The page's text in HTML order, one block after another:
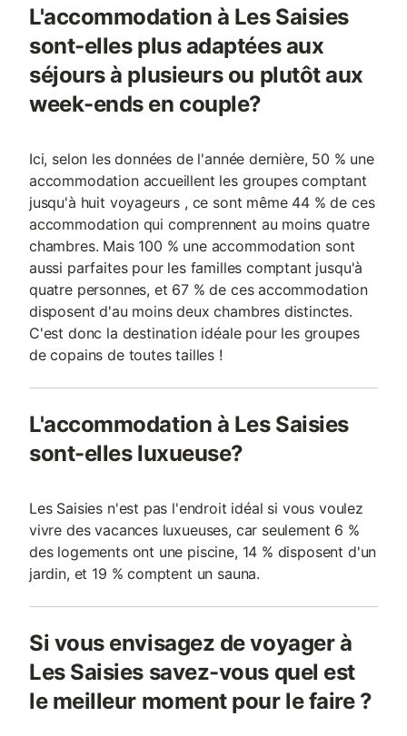
L'accommodation à Les Saisies
sont-elles plus adaptées aux
séjours à plusieurs ou plutôt aux
week-ends en couple?
Ici, selon les données de l'année dernière, 50 % une
accommodation accueillent les groupes comptant
jusqu'à huit voyageurs , ce sont même 44 % de ces
accommodation qui comprennent au moins quatre
chambres. Mais 100 % une accommodation sont
aussi parfaites pour les familles comptant jusqu'à
quatre personnes, et 67 % de ces accommodation
disposent d'au moins deux chambres distinctes.
C'est donc la destination idéale pour les groupes
de copains de toutes tailles !
L'accommodation à Les Saisies
sont-elles luxueuse?
Les Saisies n'est pas l'endroit idéal si vous voulez
vivre des vacances luxueuses, car seulement 6 %
des logements ont une piscine, 14 % disposent d'un
jardin, et 19 % comptent un sauna.
Si vous envisagez de voyager à
Les Saisies savez-vous quel est
le meilleur moment pour le faire ?